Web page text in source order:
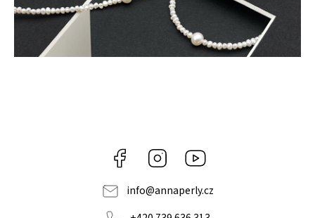
Facebook Instagram
info@annaperly.cz